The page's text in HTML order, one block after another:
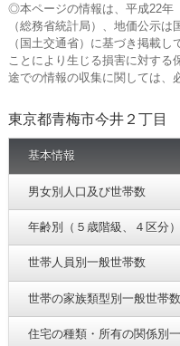
◎本ページの情報は、平成22年
（総務省統計局）、地価公示
（国土交通省）に基づき掲載
ことにより生じる損害に対する
途での情報の収集に関しては、
東京都青梅市今井２丁目
基本情報
男女別人口及び世帯数
年齢別（５歳階級、４区分
世帯人員別一般世帯数
世帯の家族類型別一般世帯数
住宅の種類・所有の関係別